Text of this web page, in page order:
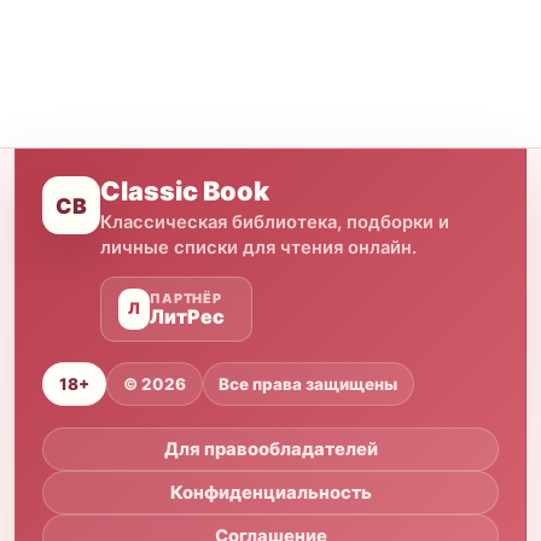
CB Classic Book
Классическая библиотека, подборки и
личные списки для чтения онлайн.
Л
ПАРТНЁР
ЛитРес
18+ © 2026 Все права защищены
Для правообладателей
Конфиденциальность
Соглашение